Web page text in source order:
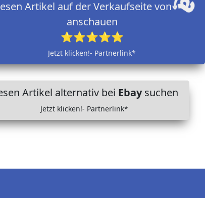
Artikel auf der Verkaufseite von
anschauen
⭐⭐⭐⭐⭐
Jetzt klicken!- Partnerlink*
Artikel alternativ bei Ebaysuchen
Jetzt klicken!- Partnerlink*